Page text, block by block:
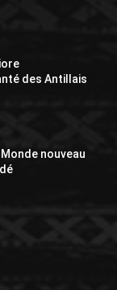
des Antillais
Monde nouveau